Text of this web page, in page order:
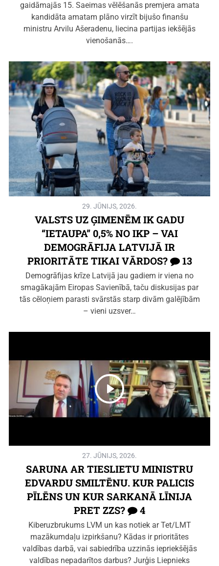
gaidāmajās 15. Saeimas vēlēšanās premjera amata
kandidāta amatam plāno virzīt bijušo finanšu
ministru Arvilu Ašeradenu, liecina partijas iekšējās
vienošanās….
29. JŪNIJS, 2026.
VALSTS UZ ĢIMENĒM IK GADU
“IETAUPA” 0,5% NO IKP – VAI
DEMOGRĀFIJA LATVIJĀ IR
PRIORITĀTE TIKAI VĀRDOS?
13
Demogrāfijas krīze Latvijā jau gadiem ir viena no
smagākajām Eiropas Savienībā, taču diskusijas par
tās cēloņiem parasti svārstās starp divām galējībām
– vieni uzsver…
27. JŪNIJS, 2026.
SARUNA AR TIESLIETU MINISTRU
EDVARDU SMILTĒNU. KUR PALICIS
PĪLĒNS UN KUR SARKANĀ LĪNIJA
PRET ZZS?
4
Kiberuzbrukums LVM un kas notiek ar Tet/LMT
mazākumdaļu izpirkšanu? Kādas ir prioritātes
valdības darbā, vai sabiedrība uzzinās iepriekšējās
valdības nepadarītos darbus? Jurģis Liepnieks